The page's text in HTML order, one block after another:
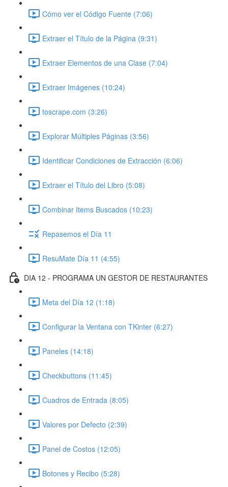
Cómo ver el Código Fuente (7:06)
Extraer el Título de la Página (9:31)
Extraer Elementos de una Clase (7:04)
Extraer Imágenes (10:24)
toscrape.com (3:26)
Explorar Múltiples Páginas (3:56)
Identificar Condiciones de Extracción (6:06)
Extraer el Título del Libro (5:08)
Combinar Items Buscados (10:23)
Repasemos el Día 11
ResuMate Día 11 (4:55)
DIA 12 - PROGRAMA UN GESTOR DE RESTAURANTES
Meta del Día 12 (1:18)
Configurar la Ventana con TKinter (6:27)
Paneles (14:18)
Checkbuttons (11:45)
Cuadros de Entrada (8:05)
Valores por Defecto (2:39)
Panel de Costos (12:05)
Botones y Recibo (5:28)